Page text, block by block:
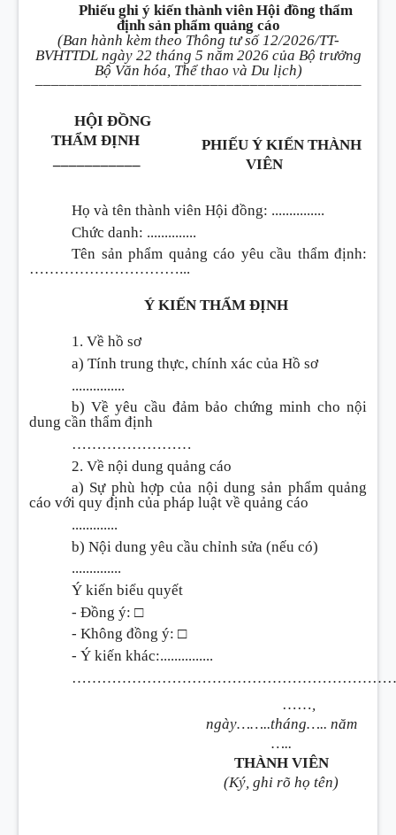
Phiếu ghi ý kiến thành viên Hội đồng thẩm
định sản phẩm quảng cáo
(Ban hành kèm theo Thông tư số 12/2026/TT-
BVHTTDL ngày 22 tháng 5 năm 2026 của Bộ trưởng
Bộ Văn hóa, Thể thao và Du lịch)
_________________________________________
HỘI ĐỒNG
THẨM ĐỊNH
PHIẾU Ý KIẾN THÀNH
VIÊN
Họ và tên thành viên Hội đồng: ...............
Chức danh: ..............
Tên sản phẩm quảng cáo yêu cầu thẩm định:
…………………………...
Ý KIẾN THẨM ĐỊNH
1. Về hồ sơ
a) Tính trung thực, chính xác của Hồ sơ
...............
b) Về yêu cầu đảm bảo chứng minh cho nội
dung cần thẩm định
……………………
2. Về nội dung quảng cáo
a) Sự phù hợp của nội dung sản phẩm quảng
cáo với quy định của pháp luật về quảng cáo
.............
b) Nội dung yêu cầu chỉnh sửa (nếu có)
..............
Ý kiến biểu quyết
- Đồng ý: □
- Không đồng ý: □
- Ý kiến khác:...............
……,
ngày……..tháng….. năm
…..
THÀNH VIÊN
(Ký, ghi rõ họ tên)